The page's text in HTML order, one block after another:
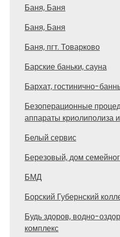
Баня, Баня
Баня, Баня
Баня, пгт. Товарково
Барские баньки, сауна
Бархат, гостинично-
Безоперационные
аппараты криолиполиза
Белый сервис
Березовый, дом
БМД
Борский Губернский
Будь здоров, водно-
комплекс